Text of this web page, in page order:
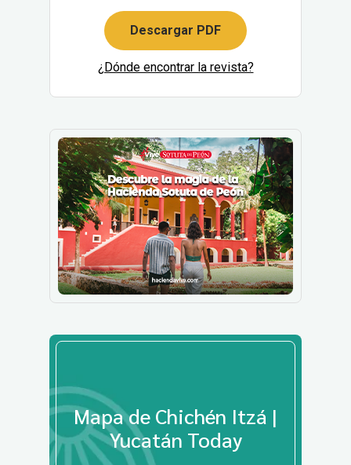
Descargar PDF
¿Dónde encontrar la revista?
Mapa de Chichén Itzá |
Yucatán Today